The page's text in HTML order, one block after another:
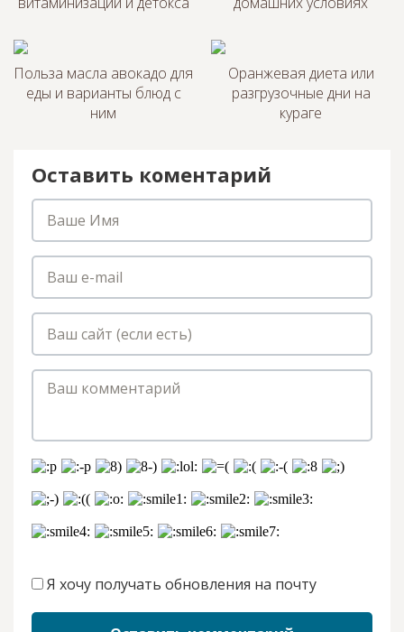
Польза масла авокадо для
еды и варианты блюд с
ним
Оранжевая диета или
разгрузочные дни на
кураге
Оставить коментарий
Я хочу получать обновления на почту